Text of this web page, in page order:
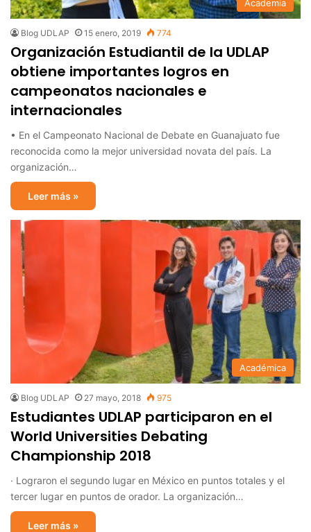
Academia
Blog UDLAP 15 enero, 2019 774
Organización Estudiantil de la UDLAP
obtiene importantes logros en
campeonatos nacionales e
internacionales
• En el Campeonato Nacional de Debate en Guanajuato fue
reconocida como la mejor universidad novata del país. La
organización…
Leer más »
Académica
Blog UDLAP 27 mayo, 2018 975
Estudiantes UDLAP participaron en el
World Universities Debating
Championship 2018
· Lograron el segundo lugar en México en puntos totales y el
tercer lugar en puntos de orador. La organización…
Leer más »